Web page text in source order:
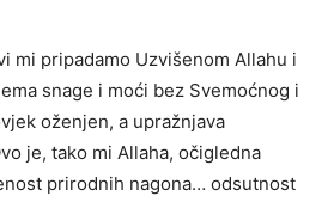
mi pripadamo Uzvišenom Allahu i
snage i moći bez Svemoćnog i
oženjen, a upražnjava
je, tako mi Allaha, očigledna
prirodnih nagona… odsutnost